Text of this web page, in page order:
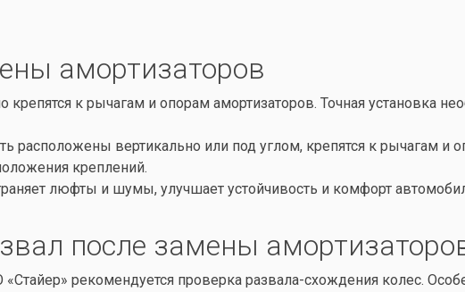
амортизаторов
к рычагам и опорам амортизаторов. Точная установка
расположены вертикально или под углом, крепятся к рычагам и
креплений.
люфты и шумы, улучшает устойчивость и комфорт
после замены
рекомендуется проверка развала-схождения колес.